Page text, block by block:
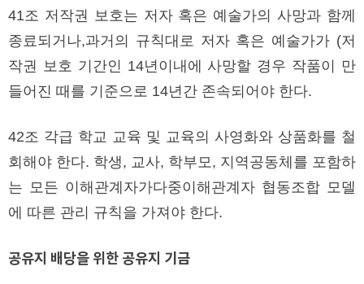
41조 저작권 보호는 저자 혹은 예술가의 사망과 함께
종료되거나,과거의 규칙대로 저자 혹은 예술가가 (저
작권 보호 기간인 14년이내에 사망할 경우 작품이 만
들어진 때를 기준으로 14년간 존속되어야 한다.
42조 각급 학교 교육 및 교육의 사영화와 상품화를 철
회해야 한다. 학생, 교사, 학부모, 지역공동체를 포함하
는 모든 이해관계자가다중이해관계자 협동조합 모델
에 따른 관리 규칙을 가져야 한다.
공유지 배당을 위한 공유지 기금